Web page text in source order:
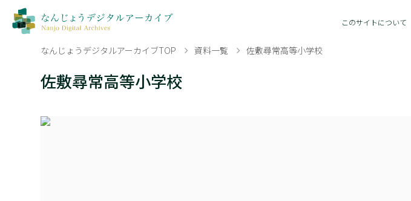
このサイトについて
なんじょうデジタルアーカイブTOP 資料一覧 佐敷尋常高等小学校
佐敷尋常高等小学校